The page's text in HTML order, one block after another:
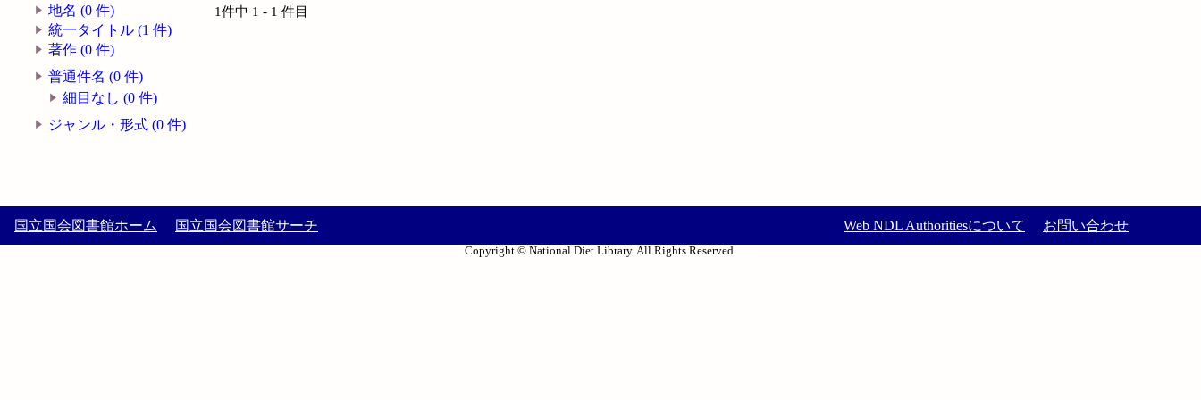
地名 (0 件)
統一タイトル (1 件)
著作 (0 件)
普通件名 (0 件)
細目なし (0 件)
ジャンル・形式 (0 件)
1件中 1 - 1 件目
国立国会図書館ホーム 国立国会図書館サーチ Web NDL Authoritiesについて お問い合わせ
Copyright © National Diet Library. All Rights Reserved.